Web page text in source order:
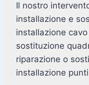
Il nostro
installazione e
installazione
sostituzione
riparazione o
installazione